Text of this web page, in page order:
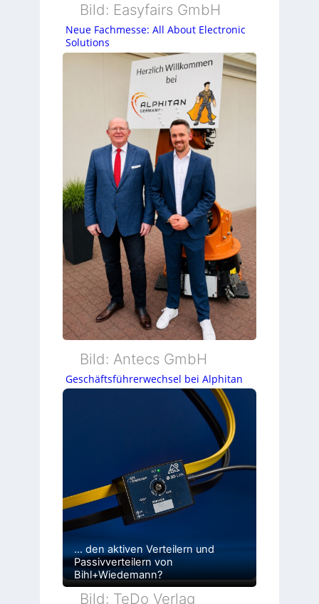
Bild: Easyfairs GmbH
Neue Fachmesse: All About Electronic
Solutions
Bild: Antecs GmbH
Geschäftsführerwechsel bei Alphitan
… den aktiven Verteilern und
Passivverteilern von
Bihl+Wiedemann?
Bild: TeDo Verlag